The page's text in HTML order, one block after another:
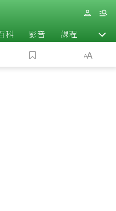
科 影音 課程 退休